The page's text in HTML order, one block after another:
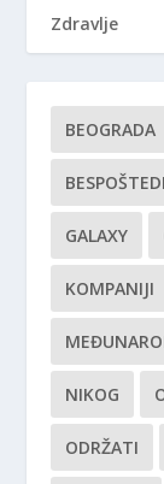
Zdravlje
BEOGRADA
GALAXY
KOMPANIJI
NIKOG
ODRŽATI